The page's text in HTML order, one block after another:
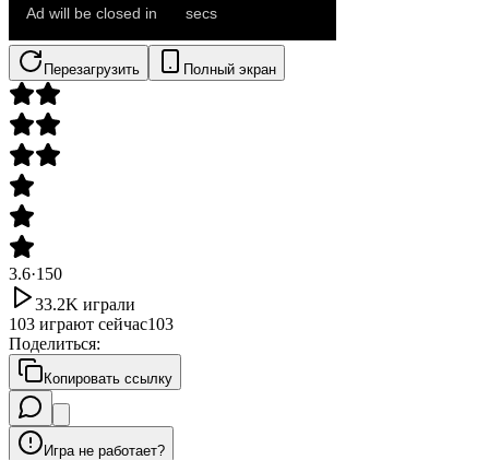
Перезагрузить Полный экран
3.6·150
33.2K играли
103 играют сейчас103
Поделиться:
Копировать ссылку
Игра не работает?